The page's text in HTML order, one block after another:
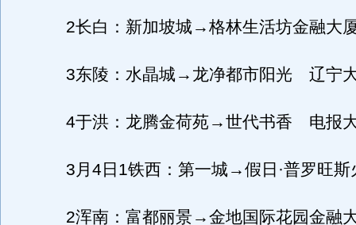
2长白：新加坡城→格林生活坊金融大
3东陵：水晶城→龙净都市阳光 辽宁
4于洪：龙腾金荷苑→世代书香 电报
3月4日1铁西：第一城→假日·普罗旺斯
2浑南：富都丽景→金地国际花园金融